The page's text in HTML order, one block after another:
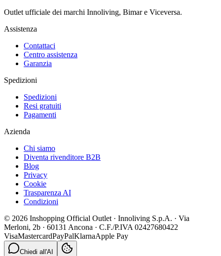
Outlet ufficiale dei marchi Innoliving, Bimar e Viceversa.
Assistenza
Contattaci
Centro assistenza
Garanzia
Spedizioni
Spedizioni
Resi gratuiti
Pagamenti
Azienda
Chi siamo
Diventa rivenditore B2B
Blog
Privacy
Cookie
Trasparenza AI
Condizioni
© 2026 Inshopping Official Outlet · Innoliving S.p.A. · Via
Merloni, 2b · 60131 Ancona · C.F./P.IVA 02427680422
VisaMastercardPayPalKlarnaApple Pay
Chiedi all'AI